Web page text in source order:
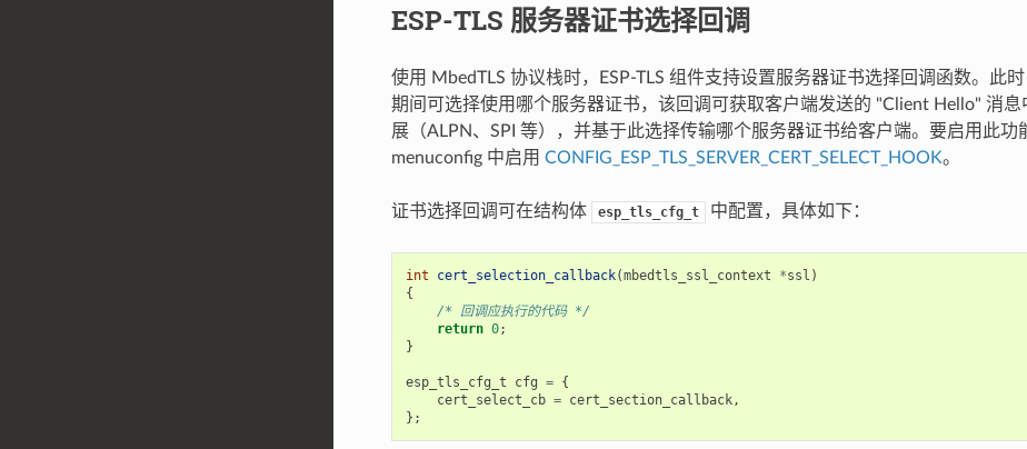
ESP-TLS 服务器证书选择回调
使用 MbedTLS 协议栈时，ESP-TLS 组件支持设置服务器证书选择回调函数。此
期间可选择使用哪个服务器证书，该回调可获取客户端发送的 "Client Hello" 消息
展（ALPN、SPI 等），并基于此选择传输哪个服务器证书给客户端。要启用此功
menuconfig 中启用 CONFIG_ESP_TLS_SERVER_CERT_SELECT_HOOK。
证书选择回调可在结构体 esp_tls_cfg_t 中配置，具体如下：
int cert_selection_callback(mbedtls_ssl_context *ssl )
{
/* 回调应执行的代码 */
return 0;
}
esp_tls_cfg_t cfg = {
cert_select_cb = cert_section_callback,
};